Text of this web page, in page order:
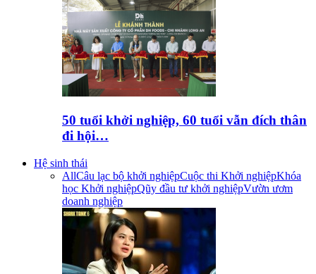
50 tuổi khởi nghiệp, 60 tuổi vẫn đích thân
đi hội…
Hệ sinh thái
AllCâu lạc bộ khởi nghiệpCuộc thi Khởi nghiệpKhóa
học Khởi nghiệpQũy đầu tư khởi nghiệpVườn ươm
doanh nghiệp